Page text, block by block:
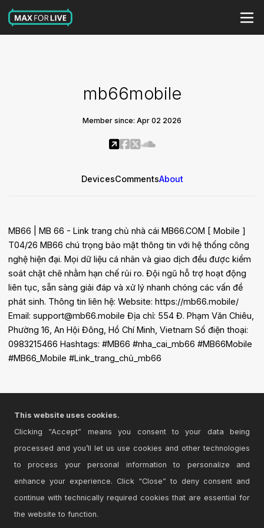
mb66mobile
Member since: Apr 02 2026
DevicesCommentsAbout
MB66 | MB 66 - Link trang chủ nhà cái MB66.COM [ Mobile ]
T04/26 MB66 chú trọng bảo mật thông tin với hệ thống công
nghệ hiện đại. Mọi dữ liệu cá nhân và giao dịch đều được kiểm
soát chặt chẽ nhằm hạn chế rủi ro. Đội ngũ hỗ trợ hoạt động
liên tục, sẵn sàng giải đáp và xử lý nhanh chóng các vấn đề
phát sinh. Thông tin liên hệ: Website: https://mb66.mobile/
Email: support@mb66.mobile Địa chỉ: 554 Đ. Phạm Văn Chiêu,
Phường 16, An Hội Đông, Hồ Chí Minh, Vietnam Số điện thoại:
0983215466 Hashtags: #MB66 #nha_cai_mb66 #MB66Mobile
#MB66_Mobile #Link_trang_chủ_mb66
This website uses cookies.
Clicking “Accept” means you consent to your data being
processed and you’ll let us use cookies and other technologies
to process your personal information to personalize and
enhance your experience. Click “Close” to deny consent and
continue with technically required cookies that are essential for
the website to function.